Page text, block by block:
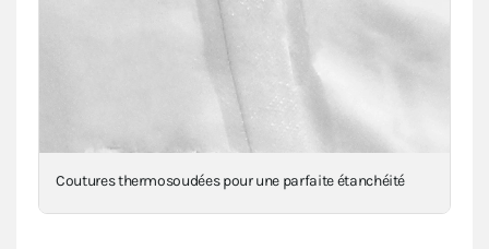
Coutures thermosoudées pour une parfaite étanchéité